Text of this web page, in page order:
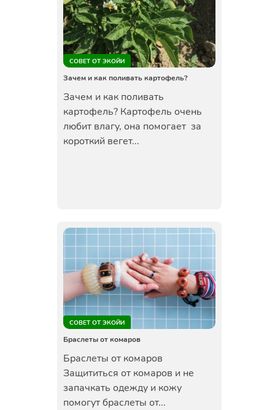
СОВЕТ ОТ ЭКОЙИ
Зачем и как поливать картофель?
Зачем и как поливать
картофель? Картофель очень
любит влагу, она помогает за
короткий вегет...
СОВЕТ ОТ ЭКОЙИ
Браслеты от комаров
Браслеты от комаров
Защититься от комаров и не
запачкать одежду и кожу
помогут браслеты от...